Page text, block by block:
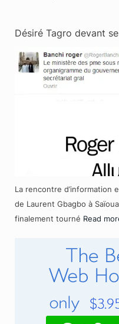
Désiré Tagro devant
La rencontre d’information
de Laurent Gbagbo à
finalement tourné Read